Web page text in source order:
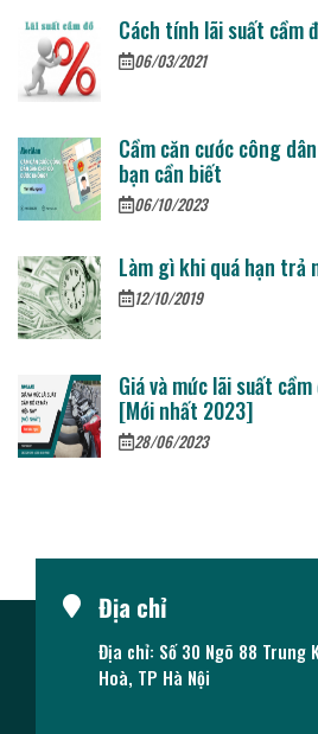
Cách tính lãi suất cầm
06/03/2021
Cầm căn cước công
bạn cần biết
06/10/2023
Làm gì khi quá hạn trả
12/10/2019
Giá và mức lãi suất
[Mới nhất 2023]
28/06/2023
Địa chỉ
Địa chỉ: Số 30 Ngõ 88 Trung
Hoà, TP Hà Nội